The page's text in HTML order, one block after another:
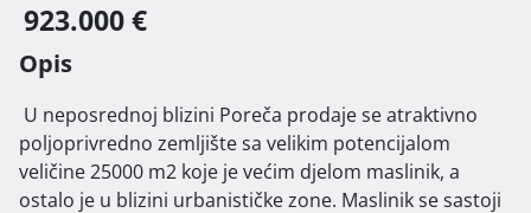
923.000 €
Opis
poljoprivredno zemljište sa velikim potencijalom
veličine 25000 m2 koje je većim djelom maslinik, a
ostalo je u blizini urbanističke zone. Maslinik se sastoji